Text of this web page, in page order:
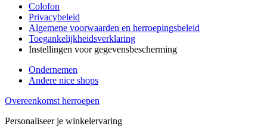
Colofon
Privacybeleid
Algemene voorwaarden en herroepingsbeleid
Toegankelijkheidsverklaring
Instellingen voor gegevensbescherming
Ondernemen
Andere nice shops
Overeenkomst herroepen
Personaliseer je winkelervaring